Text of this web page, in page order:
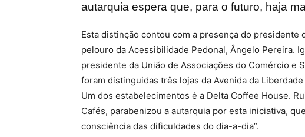
autarquia espera que, para o futuro, haja
Esta distinção contou com a presença do presidente
pelouro da Acessibilidade Pedonal, Ângelo Pereira.
presidente da União de Associações do Comércio e
foram distinguidas três lojas da Avenida da
Um dos estabelecimentos é a Delta Coffee House.
Cafés, parabenizou a autarquia por esta iniciativa,
consciência das dificuldades do dia-a-dia”.